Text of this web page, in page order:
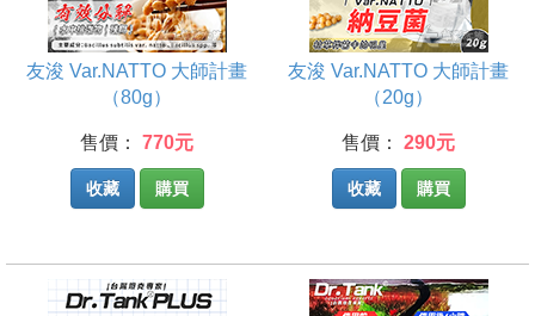
友浚 Var.NATTO 大師計畫
（80g）
售價： 770元
收藏 購買
友浚 Var.NATTO 大師計畫
（20g）
售價： 290元
收藏 購買